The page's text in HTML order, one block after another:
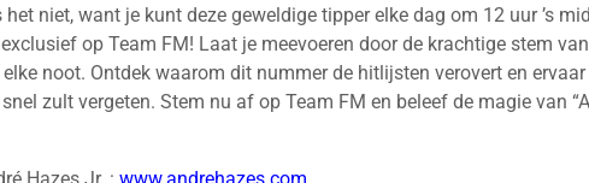
niet, want je kunt deze geweldige tipper elke dag om 12 uur ’s
op Team FM! Laat je meevoeren door de krachtige stem
noot. Ontdek waarom dit nummer de hitlijsten verovert en
zult vergeten. Stem nu af op Team FM en beleef de magie van